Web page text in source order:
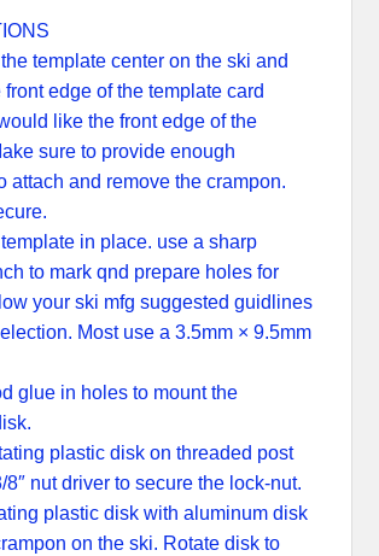
template center on the ski and
edge of the template card
like the front edge of the
sure to provide enough
attach and remove the crampon.
in place. use a sharp
to mark qnd prepare holes for
your ski mfg suggested guidlines
Most use a 3.5mm × 9.5mm
glue in holes to mount the
plastic disk on threaded post
8″ nut driver to secure the lock-nut.
plastic disk with aluminum disk
on the ski. Rotate disk to